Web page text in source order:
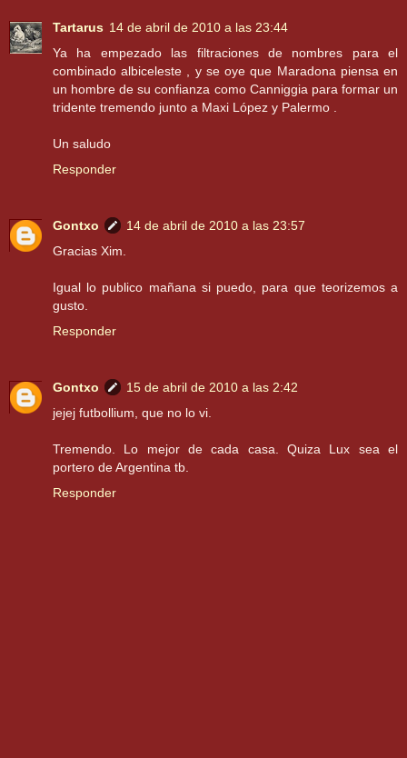
Tartarus 14 de abril de 2010 a las 23:44
Ya ha empezado las filtraciones de nombres para el
combinado albiceleste , y se oye que Maradona piensa en
un hombre de su confianza como Canniggia para formar un
tridente tremendo junto a Maxi López y Palermo .
Un saludo
Responder
Gontxo
14 de abril de 2010 a las 23:57
Gracias Xim.
Igual lo publico mañana si puedo, para que teorizemos a
gusto.
Responder
Gontxo
15 de abril de 2010 a las 2:42
jejej futbollium, que no lo vi.
Tremendo. Lo mejor de cada casa. Quiza Lux sea el
portero de Argentina tb.
Responder